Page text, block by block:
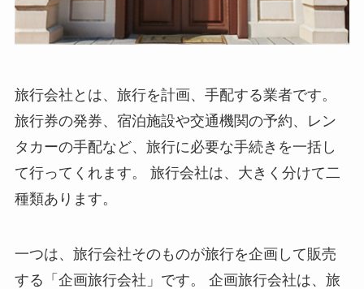
旅行会社とは、旅行を計画、手配する業者です。
旅行券の発券、宿泊施設や交通機関の予約、レン
タカーの手配など、旅行に必要な手続きを一括し
て行ってくれます。 旅行会社は、大きく分けて二
種類あります。
一つは、旅行会社そのものが旅行を企画して販売
する「企画旅行会社」です。 企画旅行会社は、旅